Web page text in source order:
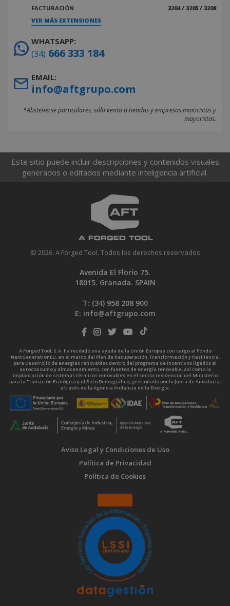
FACTURACIÓN
3204 / 3205 / 3208
VER MÁS EXTENSIONES
WHATSAPP:
(34) 666 333 184
EMAIL:
info@aftgrupo.com
*Abstenerse particulares, sólo venta a tiendas y empresas minoristas y
mayoristas.
Este sitio puede incluir descripciones y contenidos visuales
generados o editados mediante inteligencia artificial.
© 2026. A Forged Tool. Todos los derechos reservados
Avenida El Florío 75.
18015. Granada. SPAIN
T: (34) 958 208 900
E: info@aftgrupo.com
A Forged Tool, S.A. ha recibido una ayuda de la Unión Europea con cargo al Fondo
NextGenerationEU, en el marco del Plan de Recuperación, Transformación y Resiliencia,
para Desarrollo de energías renovables dentro del programa de incentivos ligados al
autoconsumo y almacenamiento, con fuentes de energía renovable, así como la
implantación de sistemas térmicos renovables en el sector residencial del Ministerio
para la Transición Ecológica y el Reto Demográfico, gestionado por la Junta de Andalucía,
a través de la Agencia Andaluza de la Energía.
Aviso Legal y Condiciones de Uso
Política de Privacidad
Política de Cookies